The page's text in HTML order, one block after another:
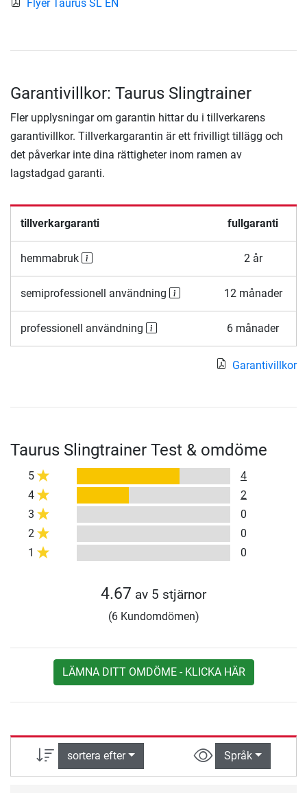
Flyer Taurus SL EN
Garantivillkor: Taurus Slingtrainer
Fler upplysningar om garantin hittar du i tillverkarens
garantivillkor. Tillverkargarantin är ett frivilligt tillägg och
det påverkar inte dina rättigheter inom ramen av
lagstadgad garanti.
tillverkargaranti fullgaranti
hemmabruk 2 år
semiprofessionell användning 12 månader
professionell användning 6 månader
Garantivillkor
Taurus Slingtrainer Test & omdöme
5
4
4
2
3
0
2
0
1
0
4.67 av 5 stjärnor
(6 Kundomdömen)
LÄMNA DITT OMDÖME - KLICKA HÄR
sortera efter Språk